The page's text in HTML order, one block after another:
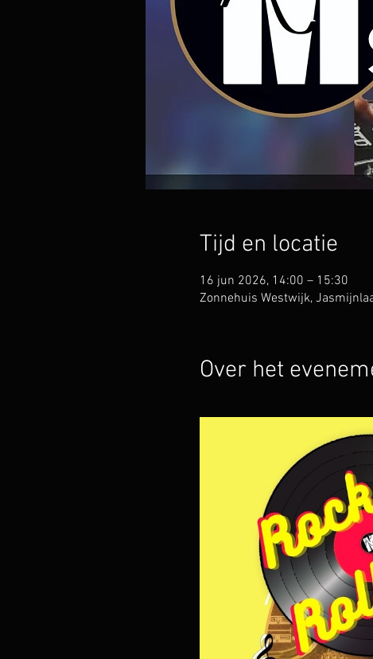
Tijd en locatie
16 jun 2026, 14:00 – 15:30
Zonnehuis Westwijk,
Over het